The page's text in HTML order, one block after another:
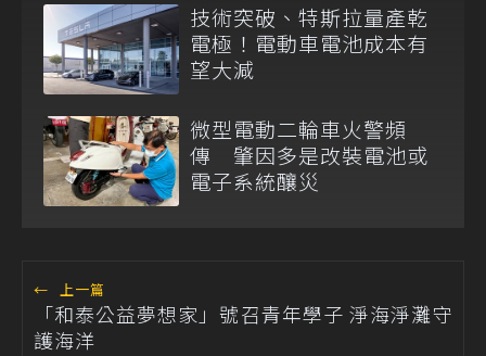
技術突破、特斯拉量產乾
電極！電動車電池成本有
望大減
微型電動二輪車火警頻
傳 肇因多是改裝電池或
電子系統釀災
← 上一篇
「和泰公益夢想家」號召青年學子 淨海淨灘守
護海洋